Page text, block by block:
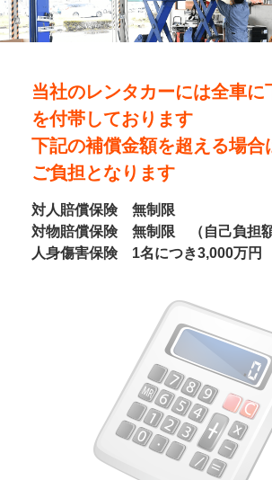
当社のレンタカーには全車に
を付帯しております
下記の補償金額を超える場合
ご負担となります
対人賠償保険 無制限
対物賠償保険 無制限 （自己負担額
人身傷害保険 1名につき3,000万円